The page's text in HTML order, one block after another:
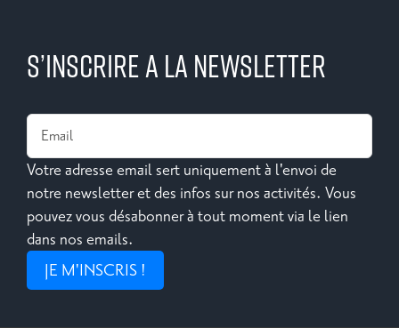
S’INSCRIRE A LA NEWSLETTER
Votre adresse email sert uniquement à l'envoi de
notre newsletter et des infos sur nos activités. Vous
pouvez vous désabonner à tout moment via le lien
dans nos emails.